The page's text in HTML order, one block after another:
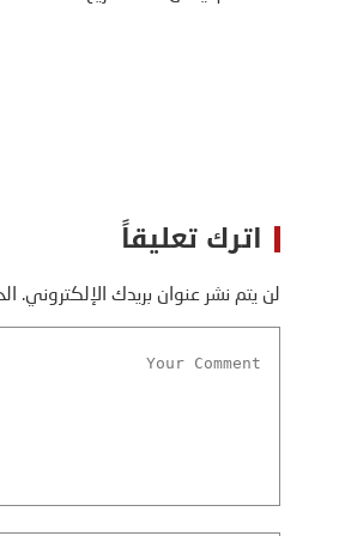
اترك تعليقاً
لن يتم نشر عنوان بريدك الإلكتروني.